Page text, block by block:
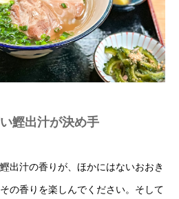
鰹出汁が決め手
出汁の香りが、ほかにはないおおき
の香りを楽しんでください。そして